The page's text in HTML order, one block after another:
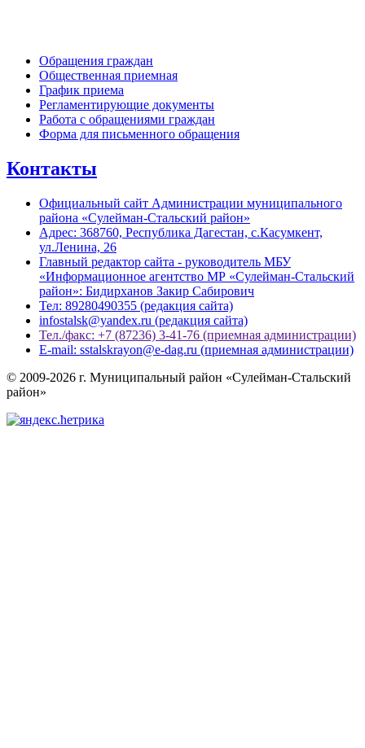
Обращения граждан
Общественная приемная
График приема
Регламентирующие документы
Работа с обращениями граждан
Форма для письменного обращения
Контакты
Официальный сайт Администрации муниципального
района «Сулейман-Стальский район»
Адрес: 368760, Республика Дагестан, с.Касумкент,
ул.Ленина, 26
Главный редактор сайта - руководитель МБУ
«Информационное агентство МР «Сулейман-Стальский
район»: Бидирханов Закир Сабирович
Тел: 89280490355 (редакция сайта)
infostalsk@yandex.ru (редакция сайта)
Тел./факс: +7 (87236) 3-41-76 (приемная администрации)
E-mail: sstalskrayon@e-dag.ru (приемная администрации)
© 2009-2026 г. Муниципальный район «Сулейман-Стальский
район»